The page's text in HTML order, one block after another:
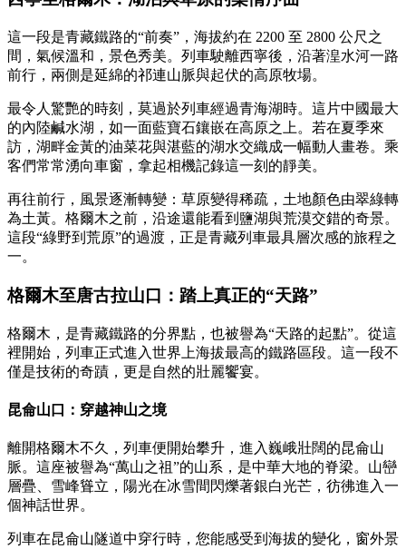
這一段是青藏鐵路的“前奏”，海拔約在 2200 至 2800 公尺之
間，氣候溫和，景色秀美。列車駛離西寧後，沿著湟水河一路
前行，兩側是延綿的祁連山脈與起伏的高原牧場。
最令人驚艷的時刻，莫過於列車經過青海湖時。這片中國最大
的內陸鹹水湖，如一面藍寶石鑲嵌在高原之上。若在夏季來
訪，湖畔金黃的油菜花與湛藍的湖水交織成一幅動人畫卷。乘
客們常常湧向車窗，拿起相機記錄這一刻的靜美。
再往前行，風景逐漸轉變：草原變得稀疏，土地顏色由翠綠轉
為土黃。格爾木之前，沿途還能看到鹽湖與荒漠交錯的奇景。
這段“綠野到荒原”的過渡，正是青藏列車最具層次感的旅程之
一。
格爾木至唐古拉山口：踏上真正的“天路”
格爾木，是青藏鐵路的分界點，也被譽為“天路的起點”。從這
裡開始，列車正式進入世界上海拔最高的鐵路區段。這一段不
僅是技術的奇蹟，更是自然的壯麗饗宴。
昆侖山口：穿越神山之境
離開格爾木不久，列車便開始攀升，進入巍峨壯闊的昆侖山
脈。這座被譽為“萬山之祖”的山系，是中華大地的脊梁。山巒
層疊、雪峰聳立，陽光在冰雪間閃爍著銀白光芒，彷彿進入一
個神話世界。
列車在昆侖山隧道中穿行時，您能感受到海拔的變化，窗外景